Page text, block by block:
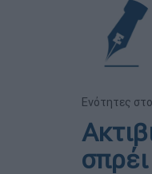
Ενότητες